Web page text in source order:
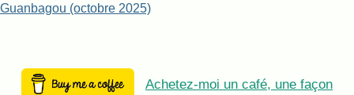
Guanbagou (octobre 2025)
Achetez-moi un café, une façon